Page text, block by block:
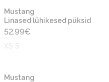
Mustang
Linased lühikesed püksid
52.99€
XS S
Mustang